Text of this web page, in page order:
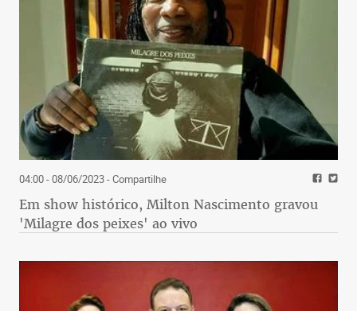
04:00 - 08/06/2023- Compartilhe
Em show histórico, Milton Nascimento gravou
'Milagre dos peixes' ao vivo